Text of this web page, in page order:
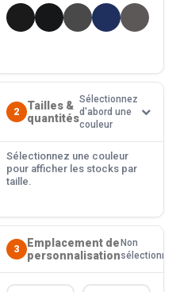
2
Tailles &
quantités
Sélectionnez
d'abord une
couleur
Sélectionnez une couleur
pour afficher les stocks par
taille.
3
Emplacement de
personnalisation
Non
sélectionné